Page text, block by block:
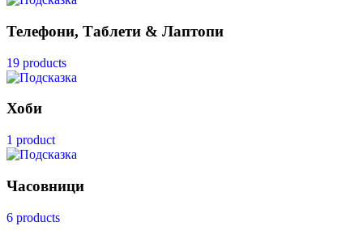
Телефони, Таблети & Лаптопи
19 products
Хоби
1 product
Часовници
6 products